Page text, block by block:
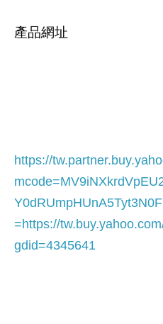
產品網址
https://
=https://
gdid=4345641